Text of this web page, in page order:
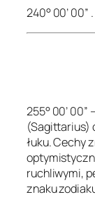
240° 00’ 00” .
255° 00’ 00” –
(Sagittarius)
łuku. Cechy
ruchliwymi,
znaku